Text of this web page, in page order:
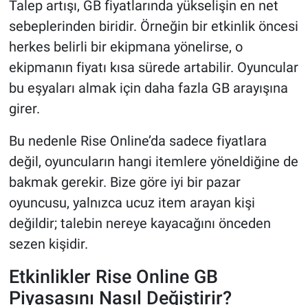
Talep artışı, GB fiyatlarında yükselişin en net
sebeplerinden biridir. Örneğin bir etkinlik öncesi
herkes belirli bir ekipmana yönelirse, o
ekipmanın fiyatı kısa sürede artabilir. Oyuncular
bu eşyaları almak için daha fazla GB arayışına
girer.
Bu nedenle Rise Online’da sadece fiyatlara
değil, oyuncuların hangi itemlere yöneldiğine de
bakmak gerekir. Bize göre iyi bir pazar
oyuncusu, yalnızca ucuz item arayan kişi
değildir; talebin nereye kayacağını önceden
sezen kişidir.
Etkinlikler Rise Online GB
Piyasasını Nasıl Değiştirir?